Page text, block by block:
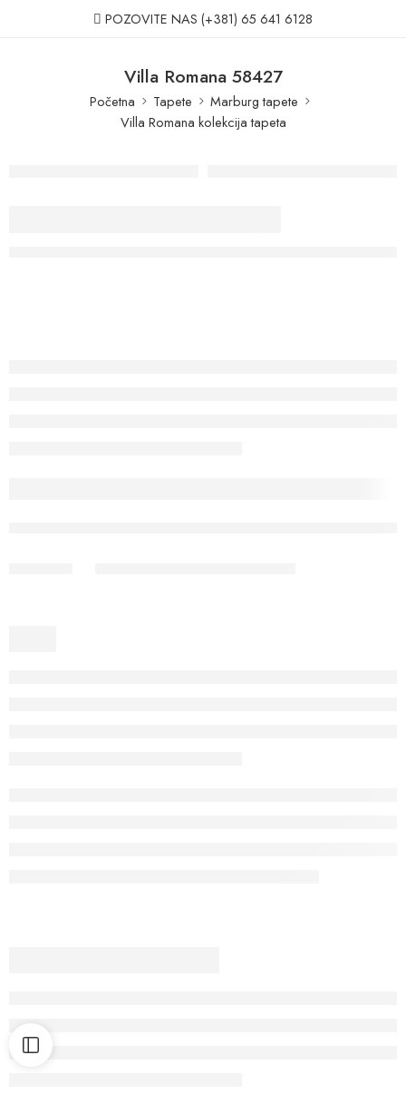
POZOVITE NAS (+381) 65 641 6128
Villa Romana 58427
Početna Tapete
Marburg tapete
Villa Romana kolekcija tapeta